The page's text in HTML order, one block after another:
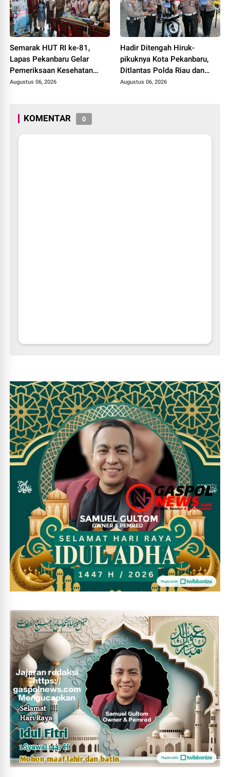
Semarak HUT RI ke-81,
Lapas Pekanbaru Gelar
Pemeriksaan Kesehatan
Gratis untuk Warga Binaan
Augustus 06, 2026
Hadir Ditengah Hiruk-
pikuknya Kota Pekanbaru,
Ditlantas Polda Riau dan
Polantas KARIB Kobarkan
Augustus 06, 2026
KOMENTAR 0